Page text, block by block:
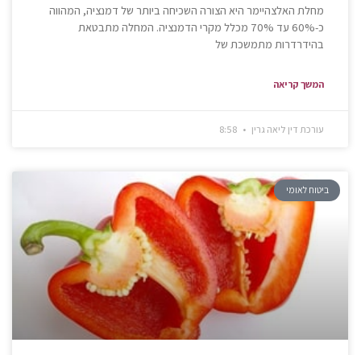
מחלת האלצהיימר היא הצורה השכיחה ביותר של דמנציה, המהווה
כ-60% עד 70% מכלל מקרי הדמנציה. המחלה מתבטאת
בהידרדרות מתמשכת של
המשך קריאה
עורכת דין ליאה גרין
ביטוח לאומי